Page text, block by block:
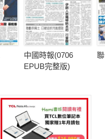
中國時報(0706
EPUB完整版)